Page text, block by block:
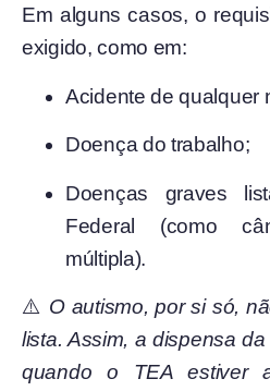
Em alguns casos, o
exigido, como em:
Acidente de qualquer
Doença do trabalho;
Doenças graves
Federal (como
múltipla).
⚠️ O autismo, por si só,
lista. Assim, a dispensa
quando o TEA estiver